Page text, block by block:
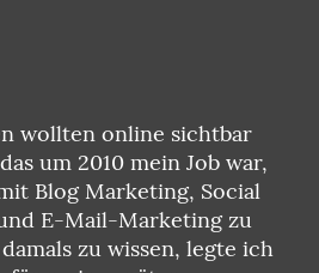
wollten online sichtbar
um 2010 mein Job war,
Blog Marketing, Social
E-Mail-Marketing zu
zu wissen, legte ich